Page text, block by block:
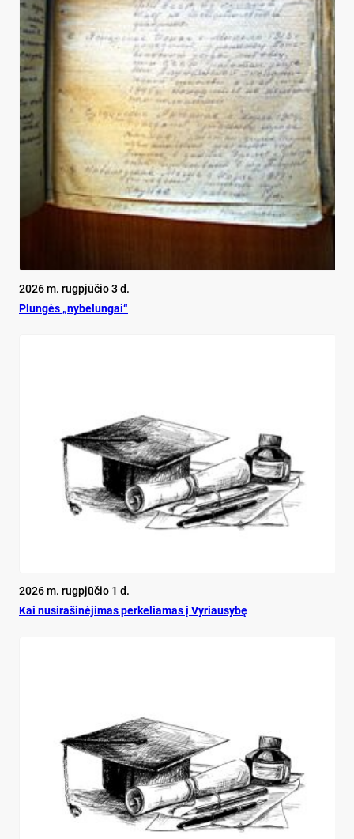
2026 m. rugpjūčio 3 d.
Plun­gės „ny­be­lun­gai“
2026 m. rugpjūčio 1 d.
Kai nu­si­ra­ši­nė­ji­mas per­ke­lia­mas į Vy­riau­sy­bę